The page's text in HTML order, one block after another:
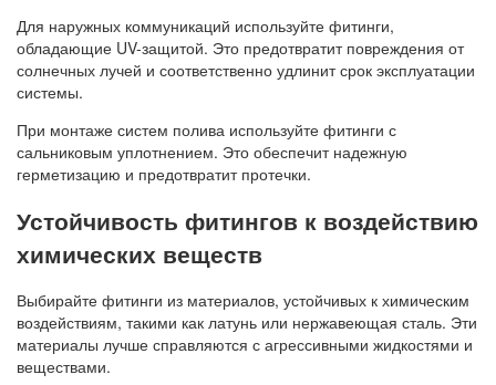
Для наружных коммуникаций используйте фитинги,
обладающие UV-защитой. Это предотвратит повреждения от
солнечных лучей и соответственно удлинит срок эксплуатации
системы.
При монтаже систем полива используйте фитинги с
сальниковым уплотнением. Это обеспечит надежную
герметизацию и предотвратит протечки.
Устойчивость фитингов к воздействию
химических веществ
Выбирайте фитинги из материалов, устойчивых к химическим
воздействиям, такими как латунь или нержавеющая сталь. Эти
материалы лучше справляются с агрессивными жидкостями и
веществами.